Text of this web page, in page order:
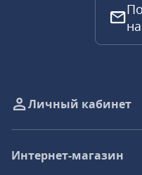
Личный кабинет
Интернет-магазин